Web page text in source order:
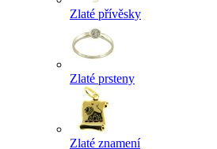
Zlaté přívěsky
Zlaté prsteny
Zlaté znamení